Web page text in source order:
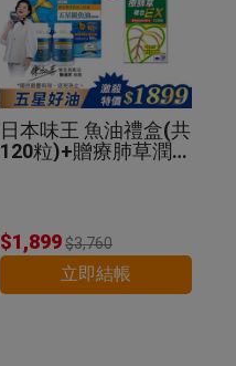
日本味王 魚油禮盒(共
120粒)+贈療肺草潤喉
$1,899$3,760
立即結帳